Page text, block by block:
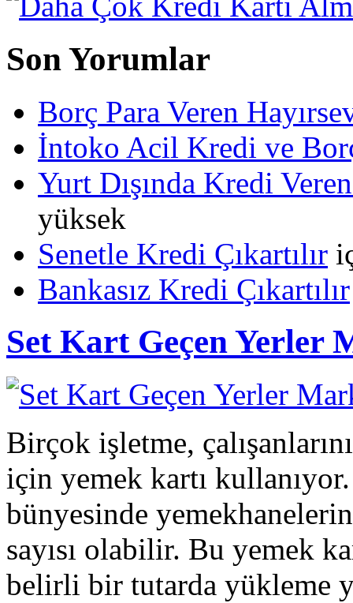
Son Yorumlar
Borç Para Veren
İntoko Acil Kredi ve
Yurt Dışında Kredi
yüksek
Senetle Kredi Çıkartılır
Bankasız Kredi Çıkartılır
Set Kart Geçen Yerler
Birçok işletme,
için yemek kartı
bünyesinde
sayısı olabilir. Bu yemek
belirli bir tutarda yükleme